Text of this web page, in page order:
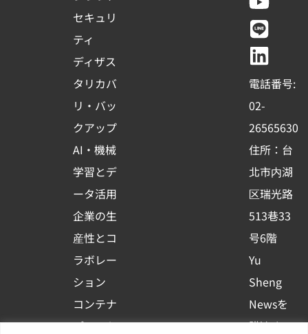
セキュリ
ティ
ディザス
タリカバ
リ・バッ
クアップ
AI・機械
学習とデ
ータ活用
企業の生
産性とコ
ラボレー
ション
コンテナ
プラット
c
e
b
o
o
k
-
s
q
u
a
r
e
u
t
u
b
e
n
e
n
k
e
d
i
n
電話番号:
02-
26565630
住所：台
北市内湖
区瑞光路
513巷33
号6階
Yu
Sheng
Newsを
購読する